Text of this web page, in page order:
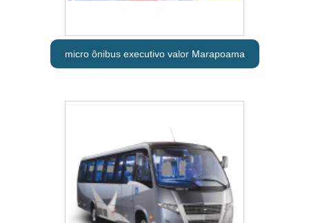
micro ônibus executivo valor Marapoama